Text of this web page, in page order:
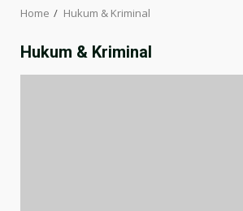
Home Hukum & Kriminal
Hukum & Kriminal